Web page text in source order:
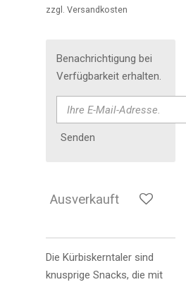
zzgl. Versandkosten
Benachrichtigung bei
Verfügbarkeit erhalten.
Senden
Ausverkauft
Die Kürbiskerntaler sind
knusprige Snacks, die mit